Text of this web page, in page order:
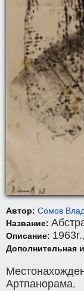
Автор: Сомов
Название:
Описание: 1963г.,
Дополнительная
Артпанорама.